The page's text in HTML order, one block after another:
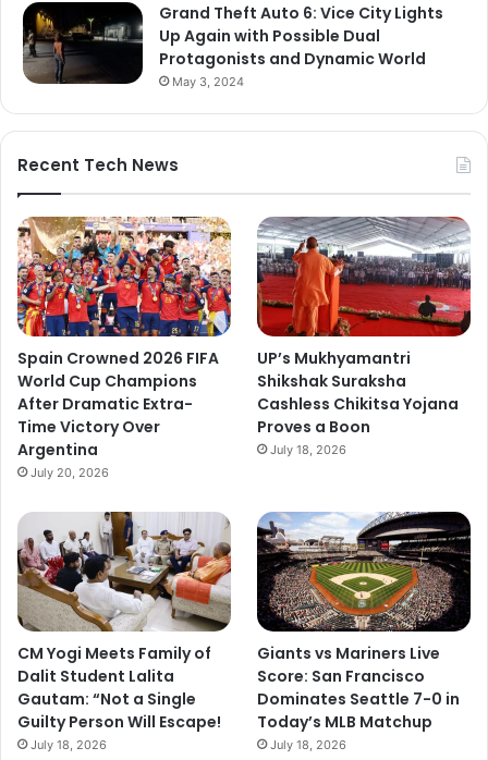
Grand Theft Auto 6: Vice City Lights
Up Again with Possible Dual
Protagonists and Dynamic World
May 3, 2024
Recent Tech News
Spain Crowned 2026 FIFA
World Cup Champions
After Dramatic Extra-
Time Victory Over
Argentina
July 20, 2026
UP’s Mukhyamantri
Shikshak Suraksha
Cashless Chikitsa Yojana
Proves a Boon
July 18, 2026
CM Yogi Meets Family of
Dalit Student Lalita
Gautam: “Not a Single
Guilty Person Will Escape!
July 18, 2026
Giants vs Mariners Live
Score: San Francisco
Dominates Seattle 7-0 in
Today’s MLB Matchup
July 18, 2026